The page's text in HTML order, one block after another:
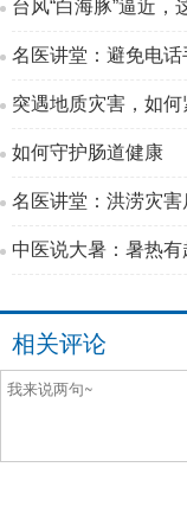
台风“白海豚”逼近
名医讲堂：避免电
突遇地质灾害，如何
如何守护肠道健康
名医讲堂：洪涝灾
中医说大暑：暑热
相关评论